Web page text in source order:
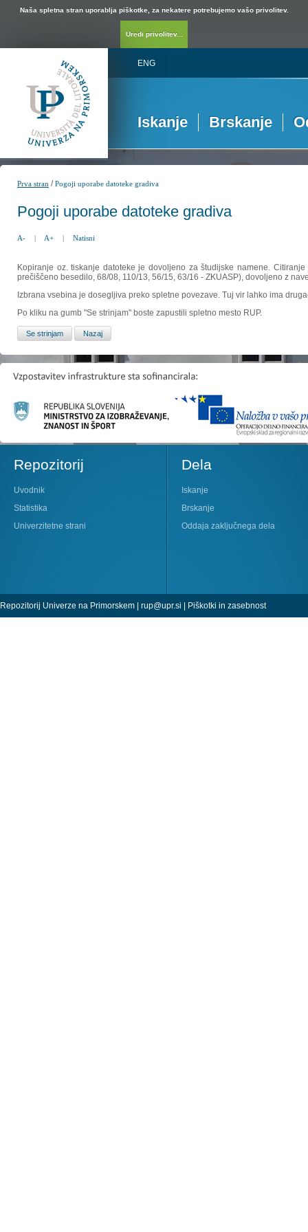
Naša spletna stran uporablja piškotke, za nekatere potrebujemo vašo privolitev.
Uredi privolitev...
ENG
Iskanje Brskanje
Prva stran /Pogoji uporabe datoteke gradiva
Pogoji uporabe datoteke gradiva
A- | A+ | Natisni
Kopiranje oz. tiskanje datoteke je dovoljeno za študijske namene.
prečiščeno besedilo, 68/08, 110/13, 56/15, 63/16 - ZKUASP), dovoljeno z
Izbrana vsebina je dosegljiva preko spletne povezave. Tuj vir lahko ima
Po kliku na gumb "Se strinjam" boste zapustili spletno mesto RUP.
Repozitorij
Uvodnik
Statistika
Univerzitetne strani
Dela
Iskanje
Brskanje
Oddaja zaključnega dela
Repozitorij Univerze na Primorskem | rup@upr.si | Piškotki in zasebnost